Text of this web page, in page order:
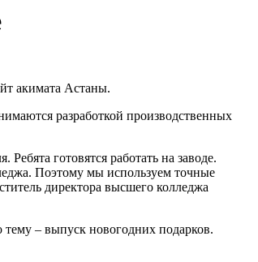
акимата Астаны.
разработкой производственных
готовятся работать на заводе.
Поэтому мы используем точные
директора высшего колледжа
тему – выпуск новогодних подарков.